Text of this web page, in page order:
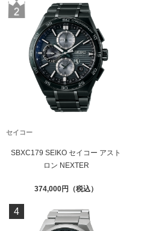
セイコー
SBXC179 SEIKO セイコー アスト
ロン NEXTER
374,000
4